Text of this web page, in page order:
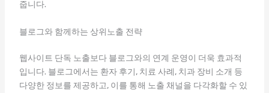
줍니다.
블로그와 함께하는 상위노출 전략
웹사이트 단독 노출보다 블로그와의 연계 운영이 더욱 효과적
입니다. 블로그에서는 환자 후기, 치료 사례, 치과 장비 소개 등
다양한 정보를 제공하고, 이를 통해 노출 채널을 다각화할 수 있